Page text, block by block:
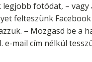
legjobb fotódat, –
felteszünk
– Mozgasd be a
e-mail cím nélkül